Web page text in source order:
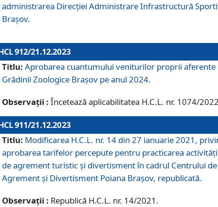
administrarea Direcției Administrare Infrastructură
Brașov.
912/21.12.2023
Titlu: Aprobarea cuantumului veniturilor proprii aferente
Grădinii Zoologice Braşov pe anul 2024.
Observații : Încetează aplicabilitatea H.C.L. nr. 1074/
911/21.12.2023
Titlu: Modificarea H.C.L. nr. 14 din 27 ianuarie 2021,
aprobarea tarifelor percepute pentru practicarea
de agrement turistic și divertisment în cadrul Centrului de
Agrement și Divertisment Poiana Brașov, republicată.
Observații : Republică H.C.L. nr. 14/2021.